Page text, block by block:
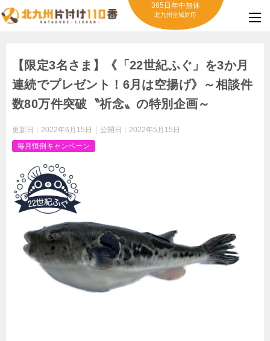
365日年中無休
北九州全域対応
【限定3名さま】《「22世紀ふぐ」を3か月
連続でプレゼント！6月は空揚げ》～相談件
数80万件突破〝祈念〟の特別企画～
更新日： 2022年6月15日 公開日： 2022年5月15日
毎月恒例キャンペーン